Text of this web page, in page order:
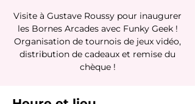
Visite à Gustave Roussy pour inaugurer
les Bornes Arcades avec Funky Geek !
Organisation de tournois de jeux vidéo,
distribution de cadeaux et remise du
chèque !